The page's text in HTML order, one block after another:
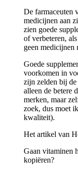
De farmaceuten
medicijnen aan
zien goede
of verbeteren,
geen medicijnen
Goede
voorkomen in
zijn zelden bij
alleen de betere
merken, maar
zoek, dus moet
kwaliteit).
Het artikel van
Gaan vitaminen
kopiëren?